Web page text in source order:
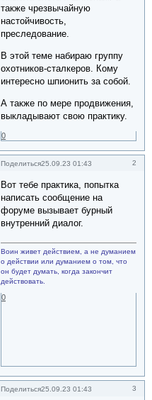
также чрезвычайную
настойчивость,
преследование.
В этой теме набираю группу
охотников-сталкеров. Кому
интересно шпионить за собой.
А также по мере продвижения,
выкладывают свою практику.
0
Поделиться 2
25.09.23 01:43
Вот тебе практика, попытка
написать сообщение на
форуме вызывает бурный
внутренний диалог.
Воин живет действием, а не думанием
о действии или думанием о том, что
он будет думать, когда закончит
действовать.
0
Поделиться 3
25.09.23 01:43